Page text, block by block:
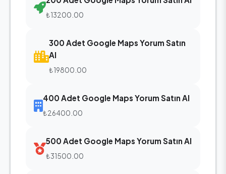
₺13200.00
300 Adet Google Maps Yorum Satın
Al
₺19800.00
400 Adet Google Maps Yorum Satın Al
₺26400.00
500 Adet Google Maps Yorum Satın Al
₺31500.00